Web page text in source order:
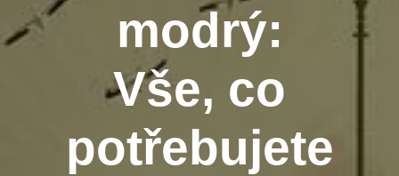
modrý:
Vše, co
potřebujete